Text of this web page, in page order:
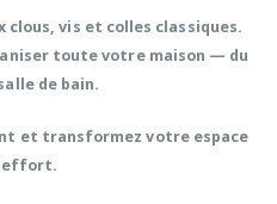
clous, vis et colles classiques.
toute votre maison — du
de bain.
et transformez votre espace
effort.